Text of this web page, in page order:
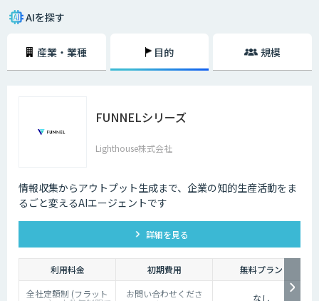
大きな理由の一つです。顧客の時間の都合に合わせて問い合わせができる
ようになることで、カスタマーサポートが向上します。その結果顧客が知
た、AIによる自然なコミュニケーションを図ることで、顧客との関係性を
可能にする機能も重要です。専門スキルを持ったオペレーターがチャット
による対応を行うとともに、その中で得られたナレッジを蓄積していくこ
とで、運用開始後の回答精度の維持と向上につながります。AIと専門家と
の連携が、自動回答率を高めるサイクルを回します。また、蓄積されたナ
対する回答候補をオペレーターに提示するサービスにも活用することが可
能です。回答内容の候補や関連する資料を瞬時に画面に表示できるように
なった結果、回答にかかる時間の短縮でき、顧客からの電話のつながりや
すさが改善されるのです。
AIを探す
産業・業種 目的 規模
FUNNELシリーズ
Lighthouse株式会社
情報収集からアウトプット生成まで、企業の知的生産活動をま
るごと変えるAIエージェントです
詳細を見る
利用料金 初期費用
無料プラン
全社定額制 (フラット
お問い合わせくださ なし